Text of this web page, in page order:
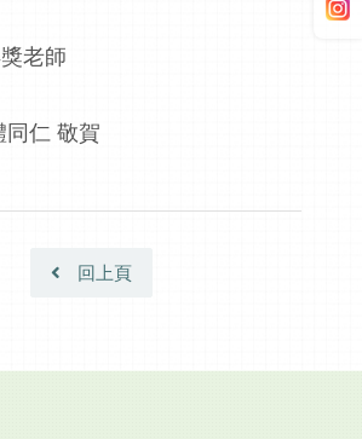
老師
同仁 敬賀
回上頁